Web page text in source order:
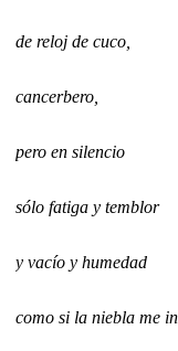
de reloj de cuco,
cancerbero,
pero en silencio
sólo fatiga y temblor
y vacío y humedad
como si la niebla me